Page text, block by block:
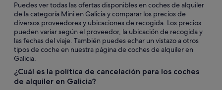
Puedes ver todas las ofertas disponibles en coches de alquiler
de la categoría Mini en Galicia y comparar los precios de
diversos proveedores y ubicaciones de recogida. Los precios
pueden variar según el proveedor, la ubicación de recogida y
las fechas del viaje. También puedes echar un vistazo a otros
tipos de coche en nuestra página de coches de alquiler en
Galicia.
¿Cuál es la política de cancelación para los coches
de alquiler en Galicia?